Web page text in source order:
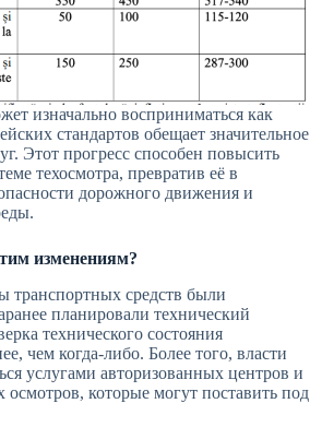
изначально восприниматься как
стандартов обещает значительное
Этот прогресс способен повысить
техосмотра, превратив её в
дорожного движения и
изменениям?
транспортных средств были
планировали технический
технического состояния
чем когда-либо. Более того, власти
услугами авторизованных центров и
осмотров, которые могут поставить под